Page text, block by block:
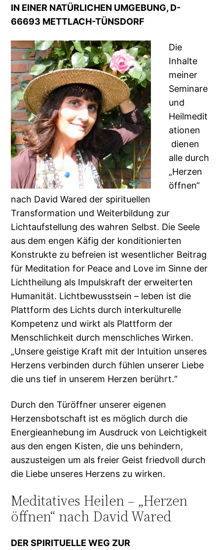
IN EINER NATÜRLICHEN UMGEBUNG, D-
66693 METTLACH-TÜNSDORF
Die
Inhalte
meiner
Seminare
und
Heilmedit
ationen
dienen
alle durch
„Herzen
öffnen“
nach David Wared der spirituellen
Transformation und Weiterbildung zur
Lichtaufstellung des wahren Selbst. Die Seele
aus dem engen Käfig der konditionierten
Konstrukte zu befreien ist wesentlicher Beitrag
für Meditation for Peace and Love im Sinne der
Lichtheilung als Impulskraft der erweiterten
Humanität. Lichtbewusstsein – leben ist die
Plattform des Lichts durch interkulturelle
Kompetenz und wirkt als Plattform der
Menschlichkeit durch menschliches Wirken.
„Unsere geistige Kraft mit der Intuition unseres
Herzens verbinden durch fühlen unserer Liebe
die uns tief in unserem Herzen berührt.“
Durch den Türöffner unserer eigenen
Herzensbotschaft ist es möglich durch die
Energieanhebung im Ausdruck von Leichtigkeit
aus den engen Kisten, die uns behindern,
auszusteigen um als freier Geist friedvoll durch
die Liebe unseres Herzens zu wirken.
Meditatives Heilen – „Herzen
öffnen“ nach David Wared
DER SPIRITUELLE WEG ZUR